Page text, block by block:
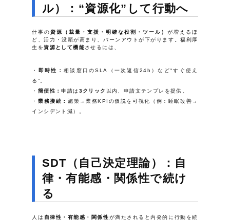
ル）：“資源化”して行動へ
仕事の資源（裁量・支援・明確な役割・ツール）が増えるほ
ど、活力・没頭が高まり、バーンアウトが下がります。福利厚
生を資源として機能させるには、
即時性： 相談窓口のSLA（一次返信24h）など“すぐ使え
る”。
簡便性：申請は 3クリック 以内、申請文テンプレを提供。
業務接続：施策→業務KPIの仮説を可視化（例：睡眠改善→
インシデント減）。
SDT（自己決定理論）：自
律・有能感・関係性で続け
る
人は 自律性・有能感・関係性が満たされると内発的に行動を続